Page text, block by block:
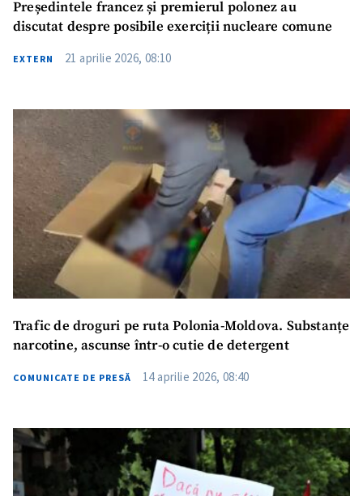
Președintele francez și premierul polonez au
discutat despre posibile exerciții nucleare comune
EXTERN 21 aprilie 2026, 08:10
Trafic de droguri pe ruta Polonia-Moldova. Substanțe
narcotine, ascunse într-o cutie de detergent
COMUNICATE DE PRESĂ 14 aprilie 2026, 08:40